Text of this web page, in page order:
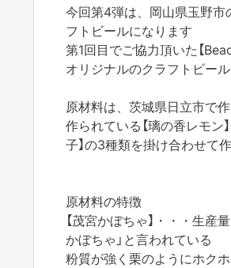
今回第4弾は、岡山県玉野
フトビールになります
第1回目でご協力頂いた【
オリジナルのクラフトビー
原材料は、茨城県日立市で
作られている【璃の香レモン
子】の3種類を掛け合わせて
原材料の特徴
【茂宮かぼちゃ】・・・生
かぼちゃ」と言われている
粉質が強く栗のようにホク